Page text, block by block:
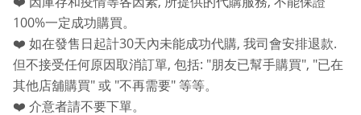
100%一定成功購買。
❤️ 如在發售日起計30天內未能成功代購, 我司會安排退款.
但不接受任何原因取消訂單, 包括: "朋友已幫手購買", "已在
其他店舖購買" 或 "不再需要" 等等。
❤️ 介意者請不要下單。